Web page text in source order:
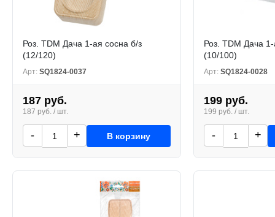
Роз. TDM Дача 1-ая сосна б/з
(12/120)
Арт: SQ1824-0037
187 руб.
187 руб. / шт.
- + В корзину
Роз. TDM Дача 1-
(10/100)
Арт: SQ1824-0028
199 руб.
199 руб. / шт.
- +